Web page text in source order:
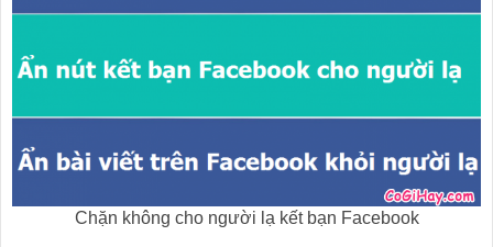
Chặn không cho người lạ kết bạn Facebook